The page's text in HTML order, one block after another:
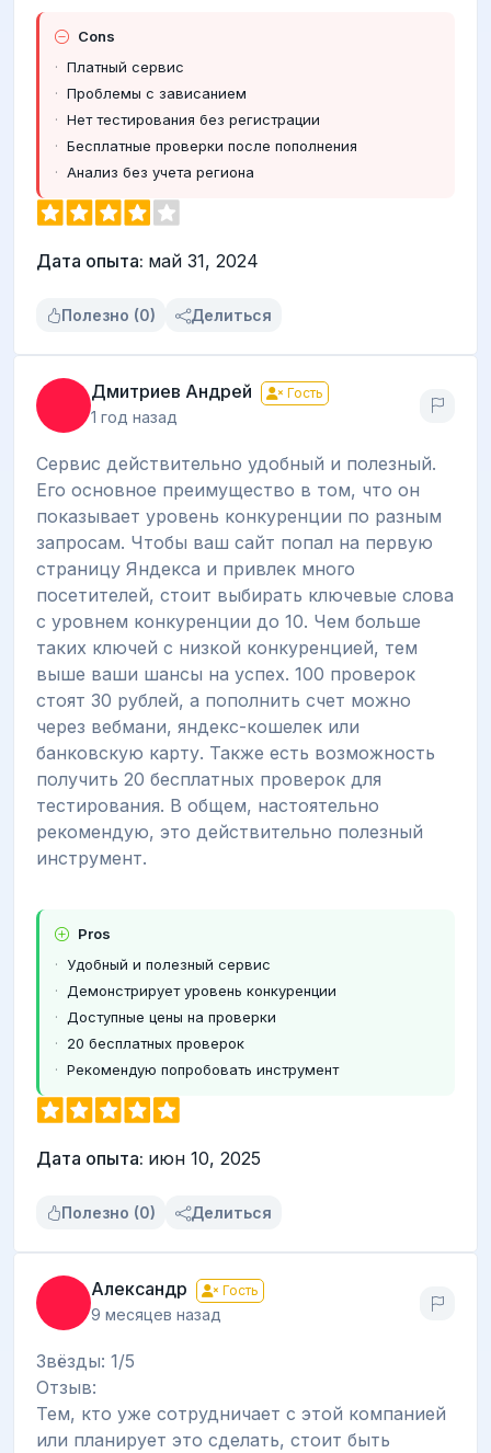
Cons
Платный сервис
Проблемы с зависанием
Нет тестирования без регистрации
Бесплатные проверки после пополнения
Анализ без учета региона
Дата опыта: май 31, 2024
Полезно (0) Делиться
Дмитриев Андрей Гость
1 год назад
Сервис действительно удобный и полезный.
Его основное преимущество в том, что он
показывает уровень конкуренции по разным
запросам. Чтобы ваш сайт попал на первую
страницу Яндекса и привлек много
посетителей, стоит выбирать ключевые слова
с уровнем конкуренции до 10. Чем больше
таких ключей с низкой конкуренцией, тем
выше ваши шансы на успех. 100 проверок
стоят 30 рублей, а пополнить счет можно
через вебмани, яндекс-кошелек или
банковскую карту. Также есть возможность
получить 20 бесплатных проверок для
тестирования. В общем, настоятельно
рекомендую, это действительно полезный
инструмент.
Pros
Удобный и полезный сервис
Демонстрирует уровень конкуренции
Доступные цены на проверки
20 бесплатных проверок
Рекомендую попробовать инструмент
Дата опыта: июн 10, 2025
Полезно (0) Делиться
Александр Гость
9 месяцев назад
Звёзды: 1/5
Отзыв:
Тем, кто уже сотрудничает с этой компанией
или планирует это сделать, стоит быть